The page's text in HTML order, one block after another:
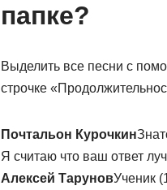
папке?
Выделить все песни с
строчке
Почтальон Курочкин
Я считаю что ваш ответ
Алексей ТаруновУченик